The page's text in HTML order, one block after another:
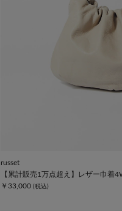
russet
【累計販売1万点超え】レザー巾着
￥33,000